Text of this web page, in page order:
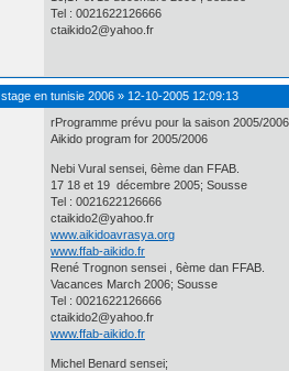
Tel : 0021622126666
ctaikido2@yahoo.fr
stage en tunisie 2006 » 12-10-2005 12:09:13
rProgramme prévu pour la saison 2005/2006
Aikido program for 2005/2006
Nebi Vural sensei, 6ème dan FFAB.
17 18 et 19 décembre 2005; Sousse
Tel : 0021622126666
ctaikido2@yahoo.fr
www.aikidoavrasya.org
www.ffab-aikido.fr
René Trognon sensei , 6ème dan FFAB.
Vacances March 2006; Sousse
Tel : 0021622126666
ctaikido2@yahoo.fr
www.ffab-aikido.fr
Michel Benard sensei;